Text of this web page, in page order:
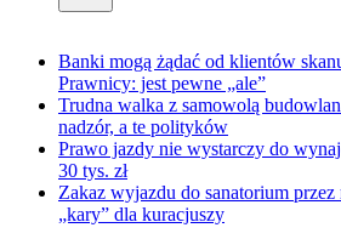
Banki mogą żądać od klientów
Prawnicy: jest pewne „ale”
Trudna walka z samowolą
nadzór, a te polityków
Prawo jazdy nie wystarczy do
30 tys. zł
Zakaz wyjazdu do sanatorium
„kary” dla kuracjuszy